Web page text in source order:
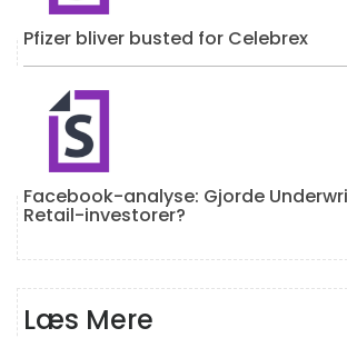
Pfizer bliver busted for Celebrex
Facebook-analyse: Gjorde
Retail-investorer?
Læs Mere